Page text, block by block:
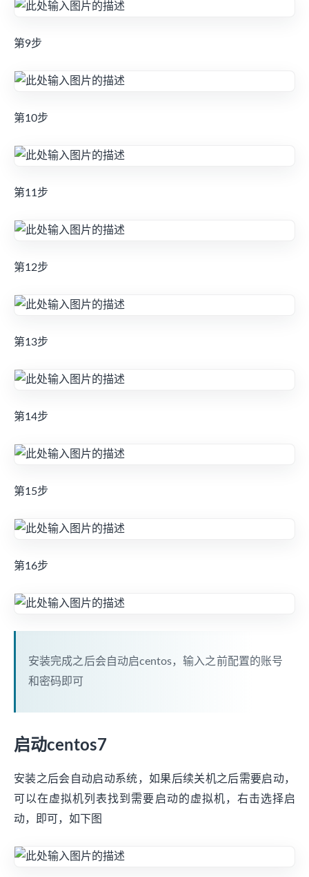
第9步
第10步
第11步
第12步
第13步
第14步
第15步
第16步
安装完成之后会自动启centos，输入之前配置的账号
和密码即可
启动centos7
安装之后会自动启动系统，如果后续关机之后需要启动，
可以在虚拟机列表找到需要启动的虚拟机，右击选择启
动，即可，如下图